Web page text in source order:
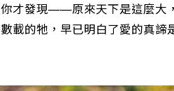
你才發現——原來天下是這麼大
數載的牠，早已明白了愛的真諦